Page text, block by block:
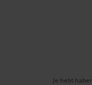
Je hebt